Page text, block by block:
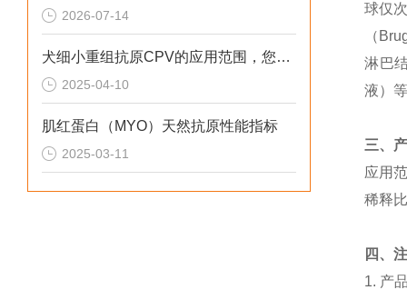
2026-07-14
犬细小重组抗原CPV的应用范围，您了解吗？
2025-04-10
肌红蛋白（MYO）天然抗原性能指标
2025-03-11
球仅
（
淋巴
液）
三、
应用
稀释
四、
1. 产